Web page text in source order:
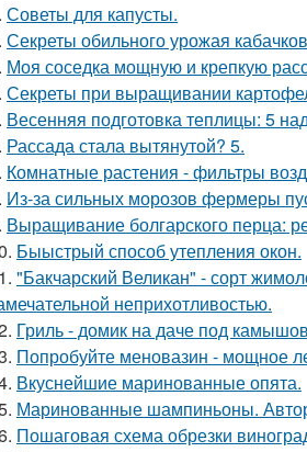
Советы для капусты.
Секреты обильного урожая
Моя соседка мощную и крепкую
Секреты при выращивании
Весенняя подготовка теплицы: 5
Рассада стала вытянутой? 5.
Комнатные растения - фильтры
Из-за сильных морозов фермеры
Выращивание болгарского перца:
Быыстрый способ утепления окон.
"Бакчарский Великан" - сорт
неприхотливостью.
Гриль - домик на даче под
Попробуйте меновазин - мощное
Вкуснейшие маринованные опята.
Маринованные шампиньоны.
Пошаговая схема обрезки